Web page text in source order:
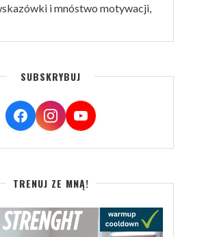
i mnóstwo motywacji,
SUBSKRYBUJ
TRENUJ ZE MNĄ!